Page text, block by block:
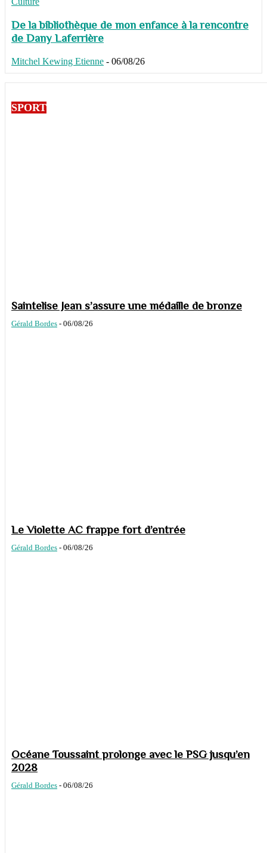
De la bibliothèque de mon enfance à la rencontre
de Dany Laferrière
Mitchel Kewing Etienne - 06/08/26
SPORT
Saintelise Jean s’assure une médaille de bronze
Gérald Bordes - 06/08/26
Le Violette AC frappe fort d’entrée
Gérald Bordes - 06/08/26
Océane Toussaint prolonge avec le PSG jusqu’en
2028
Gérald Bordes - 06/08/26